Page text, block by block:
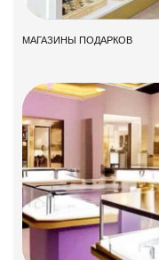
МАГАЗИНЫ ПОДАРКОВ